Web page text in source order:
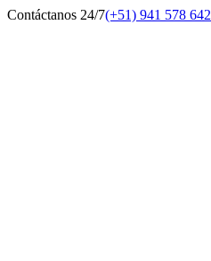
Contáctanos 24/7(+51) 941 578 642